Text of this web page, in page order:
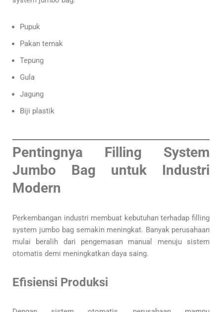
Pupuk
Pakan ternak
Tepung
Gula
Jagung
Biji plastik
Pentingnya Filling System
Jumbo Bag untuk Industri
Modern
Perkembangan industri membuat kebutuhan terhadap filling
system jumbo bag semakin meningkat. Banyak perusahaan
mulai beralih dari pengemasan manual menuju sistem
otomatis demi meningkatkan daya saing.
Efisiensi Produksi